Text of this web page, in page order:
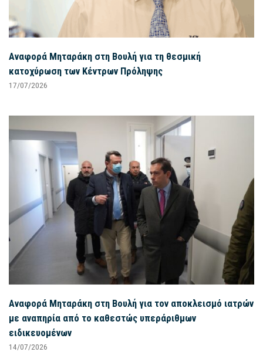
Αναφορά Μηταράκη στη Βουλή για τη θεσμική
κατοχύρωση των Κέντρων Πρόληψης
17/07/2026
Αναφορά Μηταράκη στη Βουλή για τον αποκλεισμό ιατρών
με αναπηρία από το καθεστώς υπεράριθμων
ειδικευομένων
14/07/2026